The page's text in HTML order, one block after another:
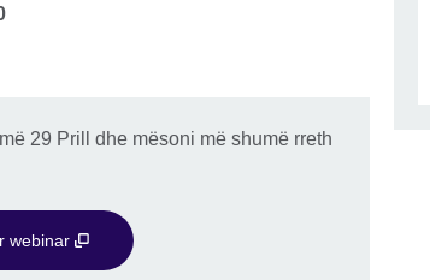
29 Prill dhe mësoni më shumë rreth
webinar